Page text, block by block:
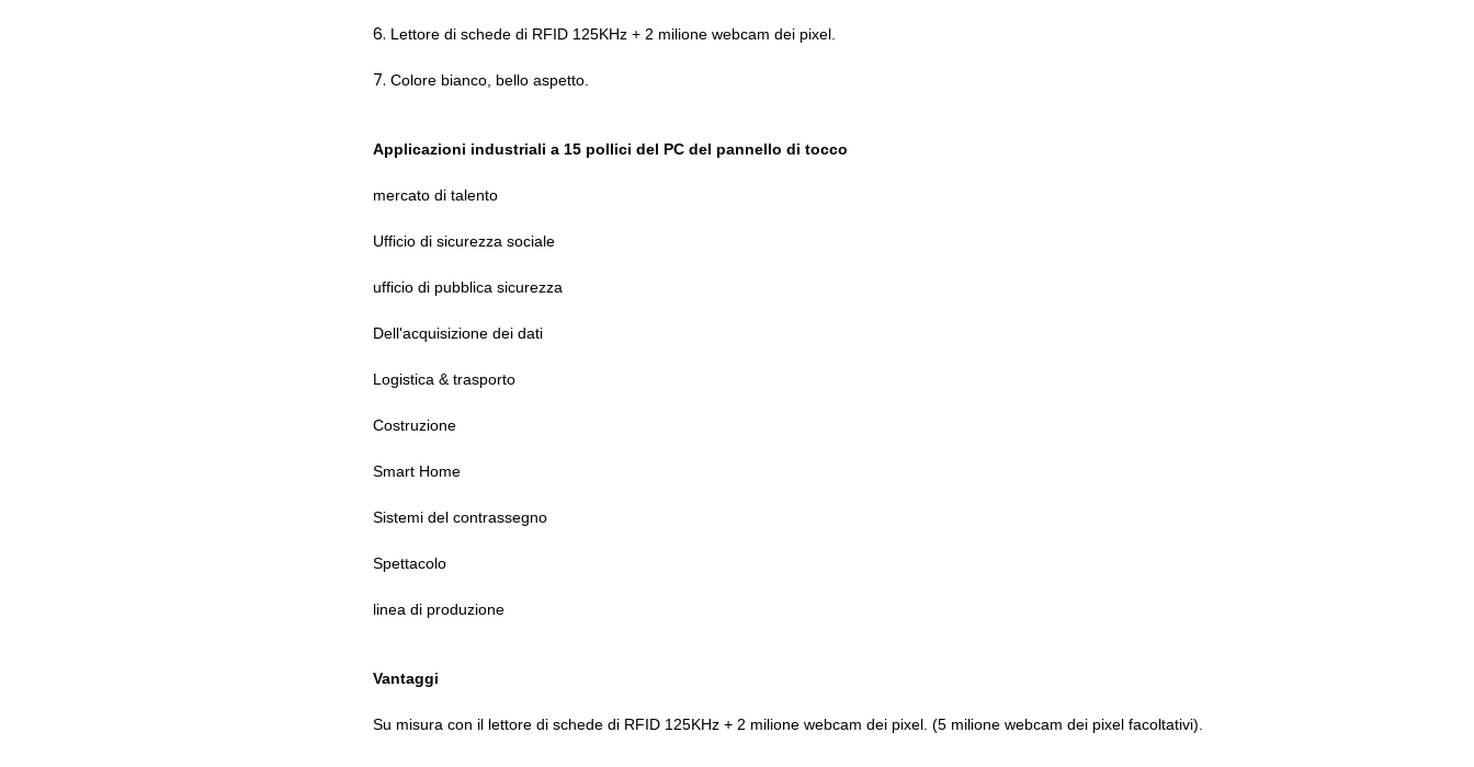
6. Lettore di schede di RFID 125KHz + 2 milione webcam dei pixel.
7. Colore bianco, bello aspetto.
Applicazioni industriali a 15 pollici del PC del pannello di tocco
mercato di talento
Ufficio di sicurezza sociale
ufficio di pubblica sicurezza
Dell'acquisizione dei dati
Logistica & trasporto
Costruzione
Smart Home
Sistemi del contrassegno
Spettacolo
linea di produzione
Vantaggi
Su misura con il lettore di schede di RFID 125KHz + 2 milione webcam dei pixel. (5 milione webcam dei pixel facoltativi).